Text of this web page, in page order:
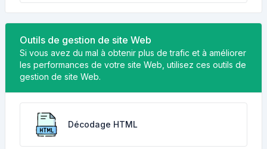
Outils de gestion de site Web
Si vous avez du mal à obtenir plus de trafic et à améliorer
les performances de votre site Web, utilisez ces outils de
gestion de site Web.
Décodage HTML